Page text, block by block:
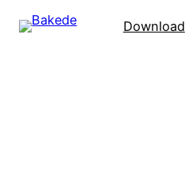
Download